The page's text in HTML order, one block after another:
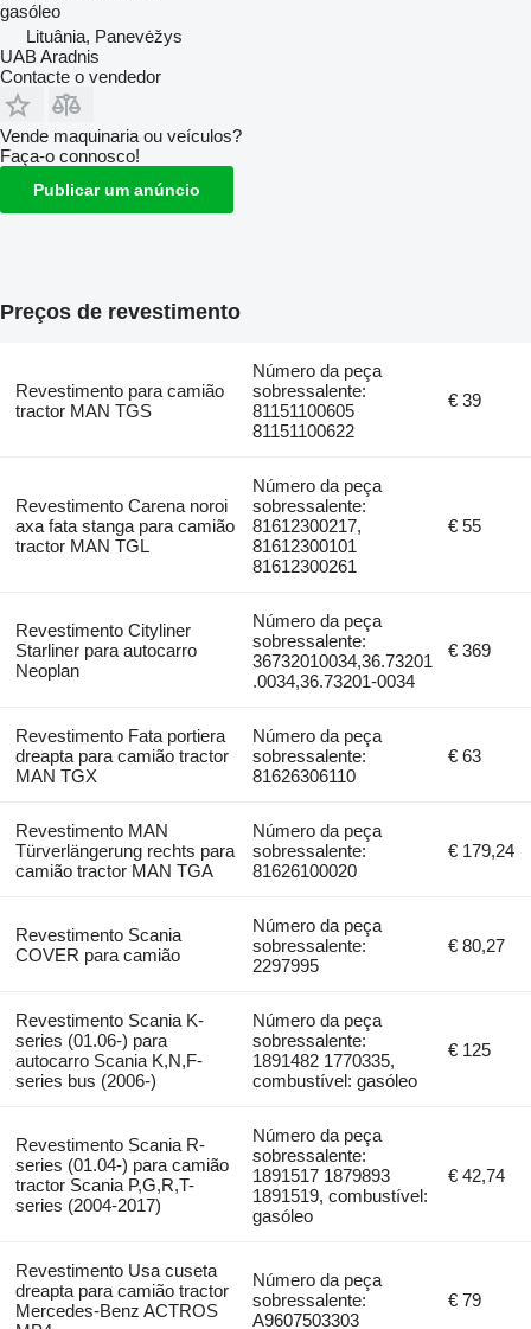
gasóleo
Lituânia, Panevėžys
UAB Aradnis
Contacte o vendedor
Vende maquinaria ou veículos?
Faça-o connosco!
Publicar um anúncio
Preços de revestimento
Revestimento para camião
tractor MAN TGS
Número da peça
sobressalente:
81151100605
81151100622
€ 39
Revestimento Carena noroi
axa fata stanga para camião
tractor MAN TGL
Número da peça
sobressalente:
81612300217,
81612300101
81612300261
€ 55
Revestimento Cityliner
Starliner para autocarro
Neoplan
Número da peça
sobressalente:
36732010034,36.73201
.0034,36.73201-0034
€ 369
Revestimento Fata portiera
dreapta para camião tractor
MAN TGX
Número da peça
sobressalente:
81626306110
€ 63
Revestimento MAN
Türverlängerung rechts para
camião tractor MAN TGA
Número da peça
sobressalente:
81626100020
€ 179,24
Revestimento Scania
COVER para camião
Número da peça
sobressalente:
2297995
€ 80,27
Revestimento Scania K-
series (01.06-) para
autocarro Scania K,N,F-
series bus (2006-)
Número da peça
sobressalente:
1891482 1770335,
combustível: gasóleo
€ 125
Revestimento Scania R-
series (01.04-) para camião
tractor Scania P,G,R,T-
series (2004-2017)
Número da peça
sobressalente:
1891517 1879893
1891519, combustível:
gasóleo
€ 42,74
Revestimento Usa cuseta
dreapta para camião tractor
Mercedes-Benz ACTROS
Número da peça
sobressalente:
A9607503303
€ 79